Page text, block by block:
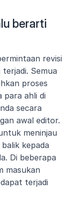
berarti
revisi
Semua
proses
para ahli di
secara
awal editor.
meninjau
kepada
Di beberapa
masukan
terjadi